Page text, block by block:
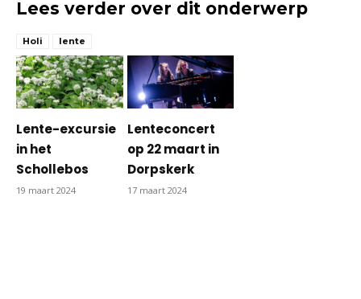
Lees verder over dit onderwerp
Holi lente
Lente-excursie
in het
Schollebos
19 maart 2024
Lenteconcert
op 22 maart in
Dorpskerk
17 maart 2024